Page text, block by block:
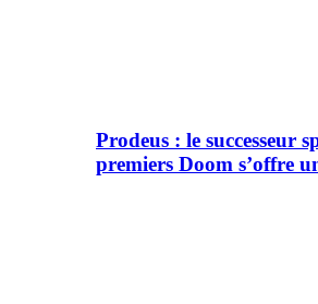
Prodeus : le successeur
premiers Doom s’offre